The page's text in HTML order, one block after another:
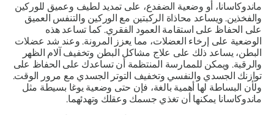
ماندوكاسانا، أو وضعية الضفدع، على تمديد لطيف وعميق للوركين
والفخذين. ويساعد محاذاة الركبتين مع الوركين والتنفس العميق
على الحفاظ على استقامة العمود الفقري. كما تساعد هذه
الوضعية على إرخاء العضلات، مما يعزز المرونة. وعند شد عضلات
البطن، يساعد ذلك على علاج مشاكل البطن وتخفيف آلام الظهر
والرقبة. ويمكن للممارسة المنتظمة أن تساعدك على الحفاظ على
توازنك الجسدي والنفسي وتخفيف التوتر الجسدي مع مرور الوقت.
ولأن البساطة لها أهمية بالغة، فإن حتى وضعية يوغا بسيطة مثل
ماندوكاسانايمكنها أن تغذي جسمك وعقلك وتهدئهما.